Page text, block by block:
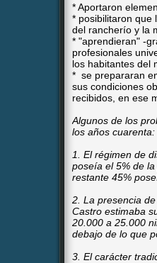
* Aportaron
* posibilitaron que
del rancherío y la
* "aprendieran" -
profesionales
los habitantes del
* se prepararan
sus condiciones
recibidos, en ese
Algunos de los
los años cuarenta:
1. El régimen de
poseía el 5% de
restante 45%
2. La presencia
Castro estimaba
20.000 a 25.000
debajo de lo que
3. El carácter